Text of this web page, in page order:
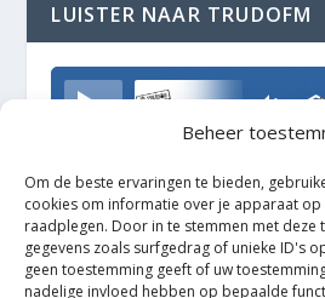
Beheer
Om de beste ervaringen te bieden,
cookies om informatie over je apparaat op
raadplegen. Door in te stemmen met deze
gegevens zoals surfgedrag of unieke ID's
geen toestemming geeft of uw
nadelige invloed hebben op bepaalde
LUISTER NAAR TRUDOFM
TrudoFM